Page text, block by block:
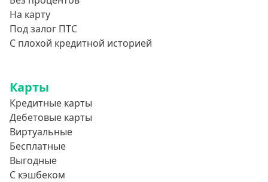
На карту
Под залог ПТС
С плохой кредитной историей
Карты
Кредитные карты
Дебетовые карты
Виртуальные
Бесплатные
Выгодные
С кэшбеком